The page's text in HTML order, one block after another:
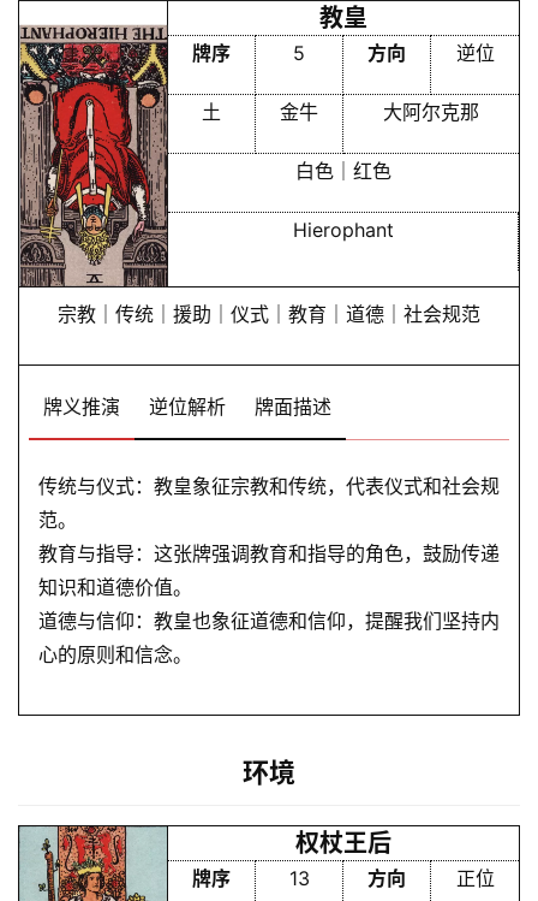
教皇
牌序 5 方向 逆位
土 金牛 大阿尔克那
白色｜红色
Hierophant
宗教｜传统｜援助｜仪式｜教育｜道德｜社会规范
牌义推演 逆位解析 牌面描述
传统与仪式：教皇象征宗教和传统，代表仪式和社会规
范。
教育与指导：这张牌强调教育和指导的角色，鼓励传递
知识和道德价值。
道德与信仰：教皇也象征道德和信仰，提醒我们坚持内
心的原则和信念。
环境
权杖王后
牌序 13 方向 正位